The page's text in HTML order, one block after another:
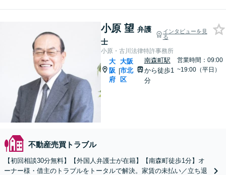
小原 望 弁護
士
インタビューを見
る
小原・古川法律特許事務所
大
阪
府
|
大阪
市北
区
南森町駅
から徒歩1
分
営業時間：09:00
~19:00（平日）
不動産売買トラブル
【初回相談30分無料】【外国人弁護士が在籍】【南森町徒歩1分】オ
ーナー様・借主のトラブルをトータルで解決。家賃の未払い／立ち退